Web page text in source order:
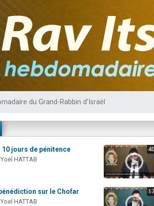
Nouvelle émission radio : Visions de
61 personnes viennent de demander
Ariel vient de donner son Maasser
Il reste 49 places pour étudier en
Eva vient de donner son Maasser
du Grand-Rabbin d'Israël
10 jours de pénitence
HATTAB
sur le Chofar
HATTAB